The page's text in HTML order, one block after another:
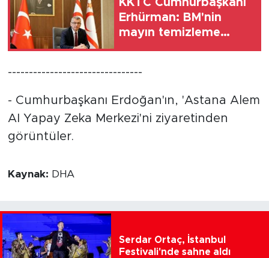
Erhürman: BM'nin
mayın temizleme
--------------------------------
- Cumhurbaşkanı Erdoğan'ın, 'Astana Alem
AI Yapay Zeka Merkezi'ni ziyaretinden
görüntüler.
Kaynak: DHA
Serdar Ortaç, İstanbul
Festivali'nde sahne aldı